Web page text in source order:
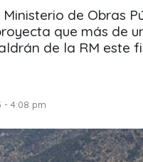
de Obras
que más de
de la RM este
- 4:08 pm